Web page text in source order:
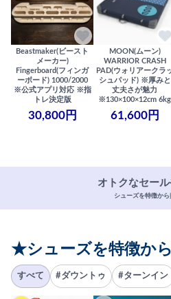
Beastmaker(ビースト
メーカー)
Fingerboard(フィンガ
ーボード) 1000/2000
※公式アプリ対応 ※指
トレ決定版
30,800円
MOON(ムーン)
WARRIOR CRASH
PAD(ウォリアークラ
シュパッド) ※厚みと
丈夫さが魅力
※130×100×12cm 6kg
61,600円
オトクなセール
シューズを特徴から
★シューズを特徴か
すべて #ダウントゥ #ターンイン